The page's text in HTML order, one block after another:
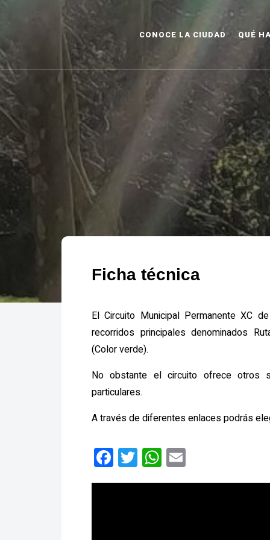
CONOCE LA CIUDAD QUÉ
Ficha técnica
El Circuito Municipal Permanente XC
recorridos principales denominados
(Color verde).
No obstante el circuito ofrece otros
particulares.
A través de diferentes enlaces podrás
F
a
T
wi
W
h m